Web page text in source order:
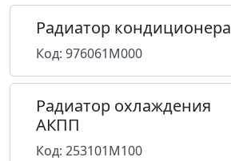
Радиатор кондиционера
Код: 976061M000
Радиатор охлаждения
АКПП
Код: 253101M100